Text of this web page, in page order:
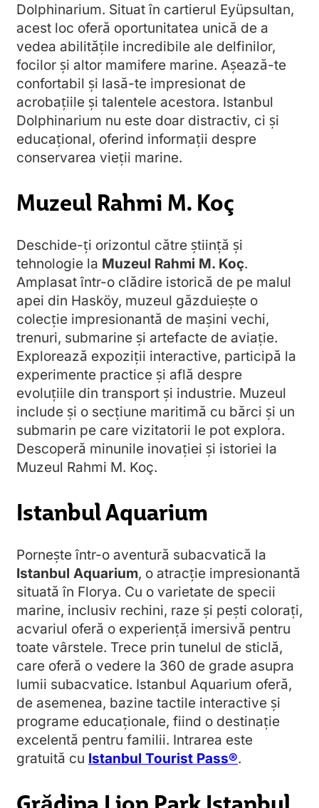
Dolphinarium. Situat în cartierul Eyüpsultan,
acest loc oferă oportunitatea unică de a
vedea abilitățile incredibile ale delfinilor,
focilor și altor mamifere marine. Așează-te
confortabil și lasă-te impresionat de
acrobațiile și talentele acestora. Istanbul
Dolphinarium nu este doar distractiv, ci și
educațional, oferind informații despre
conservarea vieții marine.
Muzeul Rahmi M. Koç
Deschide-ți orizontul către știință și
tehnologie la Muzeul Rahmi M. Koç.
Amplasat într-o clădire istorică de pe malul
apei din Hasköy, muzeul găzduiește o
colecție impresionantă de mașini vechi,
trenuri, submarine și artefacte de aviație.
Explorează expoziții interactive, participă la
experimente practice și află despre
evoluțiile din transport și industrie. Muzeul
include și o secțiune maritimă cu bărci și un
submarin pe care vizitatorii le pot explora.
Descoperă minunile inovației și istoriei la
Muzeul Rahmi M. Koç.
Istanbul Aquarium
Pornește într-o aventură subacvatică la
Istanbul Aquarium, o atracție impresionantă
situată în Florya. Cu o varietate de specii
marine, inclusiv rechini, raze și pești colorați,
acvariul oferă o experiență imersivă pentru
toate vârstele. Trece prin tunelul de sticlă,
care oferă o vedere la 360 de grade asupra
lumii subacvatice. Istanbul Aquarium oferă,
de asemenea, bazine tactile interactive și
programe educaționale, fiind o destinație
excelentă pentru familii. Intrarea este
gratuită cu Istanbul Tourist Pass®.